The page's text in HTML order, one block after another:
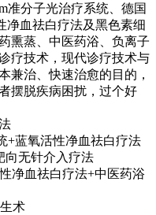
分子光治疗系统、德国
净血祛白疗法及黑色素细
熏蒸、中医药浴、负离子
疗技术，现代诊疗技术与
兼治、快速治愈的目的，
摆脱疾病困扰，过个好
+蓝氧活性净血祛白疗法
向无针介入疗法
净血祛白疗法+中医药浴
术